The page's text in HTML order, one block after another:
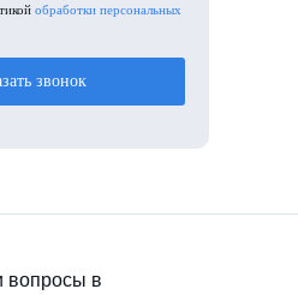
обработки персональных
звонок
вопросы в